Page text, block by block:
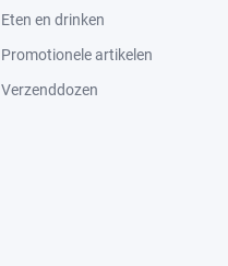
Eten en drinken
Promotionele artikelen
Verzenddozen